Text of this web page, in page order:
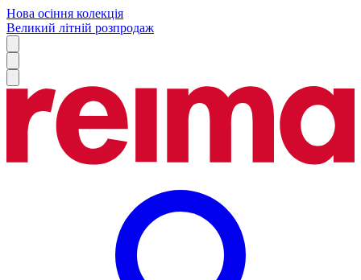
Нова осіння колекція
Великий літній розпродаж